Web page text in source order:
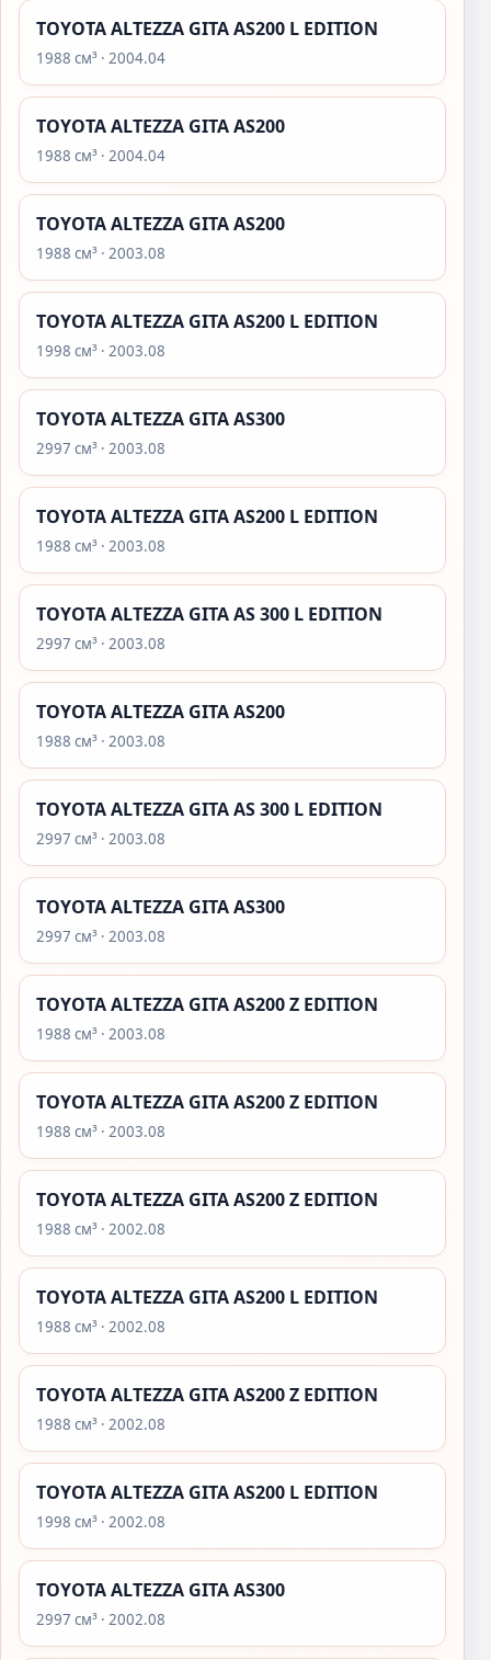
TOYOTA ALTEZZA GITA AS200 L EDITION
1988 см³ · 2004.04
TOYOTA ALTEZZA GITA AS200
1988 см³ · 2004.04
TOYOTA ALTEZZA GITA AS200
1988 см³ · 2003.08
TOYOTA ALTEZZA GITA AS200 L EDITION
1998 см³ · 2003.08
TOYOTA ALTEZZA GITA AS300
2997 см³ · 2003.08
TOYOTA ALTEZZA GITA AS200 L EDITION
1988 см³ · 2003.08
TOYOTA ALTEZZA GITA AS 300 L EDITION
2997 см³ · 2003.08
TOYOTA ALTEZZA GITA AS200
1988 см³ · 2003.08
TOYOTA ALTEZZA GITA AS 300 L EDITION
2997 см³ · 2003.08
TOYOTA ALTEZZA GITA AS300
2997 см³ · 2003.08
TOYOTA ALTEZZA GITA AS200 Z EDITION
1988 см³ · 2003.08
TOYOTA ALTEZZA GITA AS200 Z EDITION
1988 см³ · 2003.08
TOYOTA ALTEZZA GITA AS200 Z EDITION
1988 см³ · 2002.08
TOYOTA ALTEZZA GITA AS200 L EDITION
1988 см³ · 2002.08
TOYOTA ALTEZZA GITA AS200 Z EDITION
1988 см³ · 2002.08
TOYOTA ALTEZZA GITA AS200 L EDITION
1998 см³ · 2002.08
TOYOTA ALTEZZA GITA AS300
2997 см³ · 2002.08